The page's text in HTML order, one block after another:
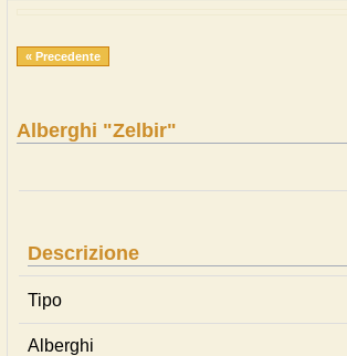
« Precedente
Alberghi "Zelbir"
Descrizione
Tipo
Alberghi